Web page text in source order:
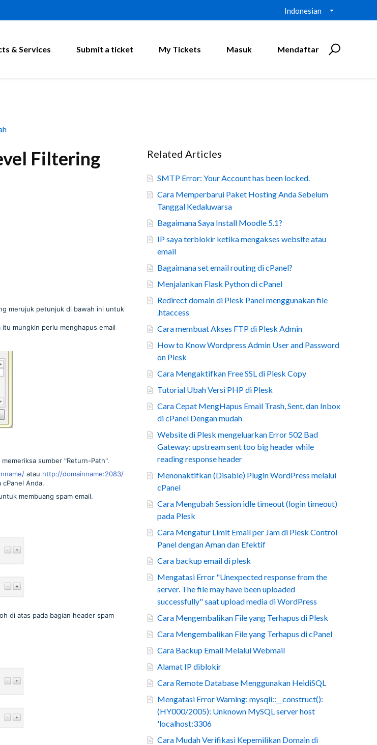
Indonesian
& Services Submit a ticket My Tickets Masuk Mendaftar
Filtering
merujuk petunjuk di bawah ini untuk
mungkin perlu menghapus email
sumber "Return-Path".
atau http://domainname:2083/
cPanel Anda.
membuang spam email.
di atas pada bagian header spam
Related Articles
SMTP Error: Your Account has been locked.
Cara Memperbarui Paket Hosting Anda Sebelum
Tanggal Kedaluwarsa
Bagaimana Saya Install Moodle 5.1?
IP saya terblokir ketika mengakses website atau
email
Bagaimana set email routing di cPanel?
Menjalankan Flask Python di cPanel
Redirect domain di Plesk Panel menggunakan file
.htaccess
Cara membuat Akses FTP di Plesk Admin
How to Know Wordpress Admin User and Password
on Plesk
Cara Mengaktifkan Free SSL di Plesk Copy
Tutorial Ubah Versi PHP di Plesk
Cara Cepat MengHapus Email Trash, Sent, dan Inbox
di cPanel Dengan mudah
Website di Plesk mengeluarkan Error 502 Bad
Gateway: upstream sent too big header while
reading response header
Menonaktifkan (Disable) Plugin WordPress melalui
cPanel
Cara Mengubah Session idle timeout (login timeout)
pada Plesk
Cara Mengatur Limit Email per Jam di Plesk Control
Panel dengan Aman dan Efektif
Cara backup email di plesk
Mengatasi Error "Unexpected response from the
server. The file may have been uploaded
successfully" saat upload media di WordPress
Cara Mengembalikan File yang Terhapus di Plesk
Cara Mengembalikan File yang Terhapus di cPanel
Cara Backup Email Melalui Webmail
Alamat IP diblokir
Cara Remote Database Menggunakan HeidiSQL
Mengatasi Error Warning: mysqli::__construct():
(HY000/2005): Unknown MySQL server host
'localhost:3306
Cara Mudah Verifikasi Kepemilikan Domain di